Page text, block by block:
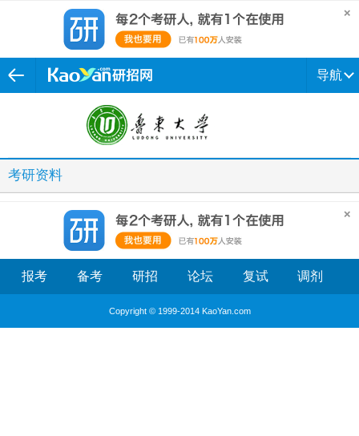
导航
考研资料
报考 备考 研招 论坛 复试 调剂
Copyright © 1999-2014 KaoYan.com